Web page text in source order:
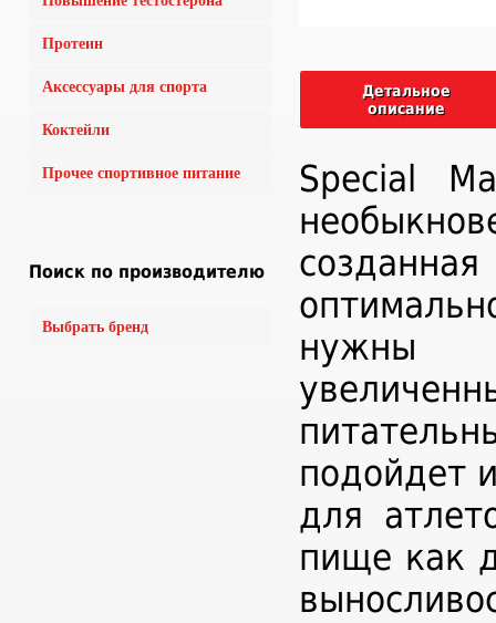
Детальное
описание
Special
нужны
подойдет
для
пище как
Протеин
Аксессуары для спорта
Коктейли
Прочее спортивное питание
Поиск по производителю
Выбрать бренд